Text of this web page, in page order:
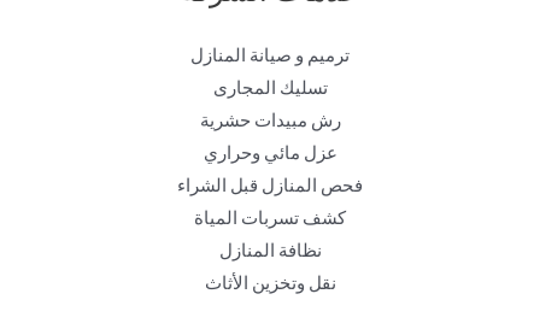
ترميم و صيانة المنازل
تسليك المجارى
رش مبيدات حشرية
عزل مائي وحراري
فحص المنازل قبل الشراء
كشف تسربات المياة
نظافة المنازل
نقل وتخزين الأثاث